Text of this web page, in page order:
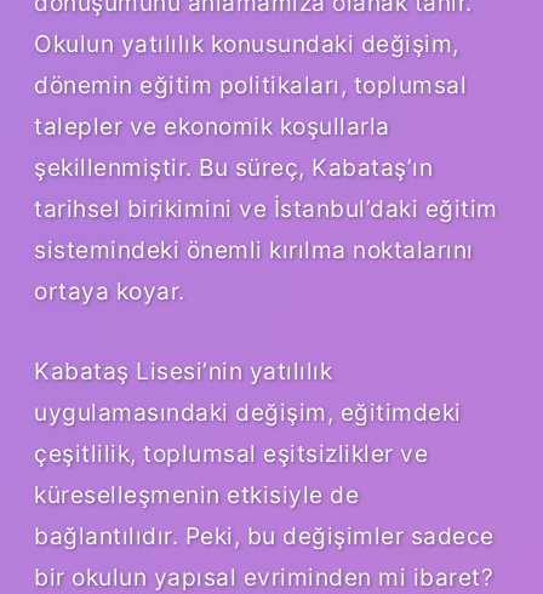
Okulun yatılılık konusundaki değişim,
dönemin eğitim politikaları, toplumsal
talepler ve ekonomik koşullarla
şekillenmiştir. Bu süreç, Kabataş’ın
tarihsel birikimini ve İstanbul’daki eğitim
sistemindeki önemli kırılma noktalarını
ortaya koyar.
Kabataş Lisesi’nin yatılılık
uygulamasındaki değişim, eğitimdeki
çeşitlilik, toplumsal eşitsizlikler ve
küreselleşmenin etkisiyle de
bağlantılıdır. Peki, bu değişimler sadece
bir okulun yapısal evriminden mi ibaret?